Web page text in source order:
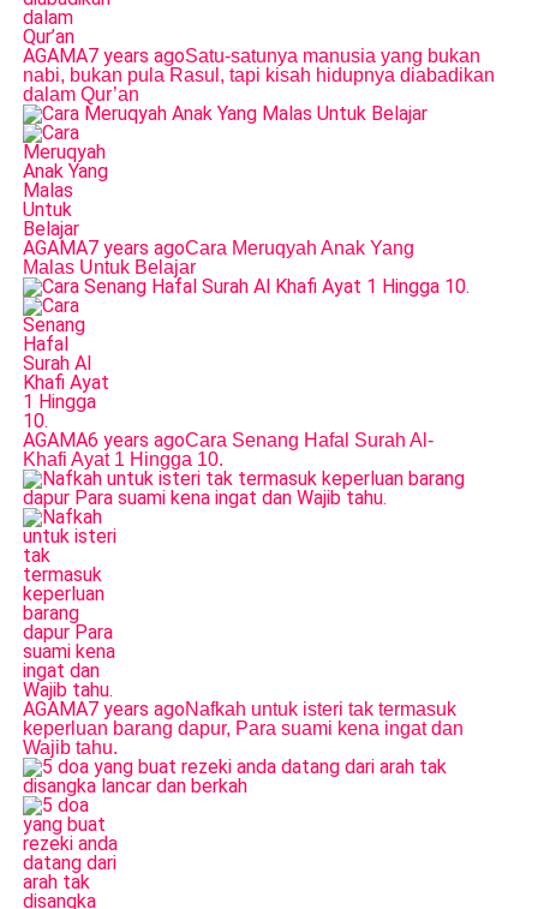
AGAMA7 years agoSatu-satunya manusia yang bukan
nabi, bukan pula Rasul, tapi kisah hidupnya diabadikan
dalam Qur’an
AGAMA7 years agoCara Meruqyah Anak Yang
Malas Untuk Belajar
AGAMA6 years agoCara Senang Hafal Surah Al-
Khafi Ayat 1 Hingga 10.
AGAMA7 years agoNafkah untuk isteri tak termasuk
keperluan barang dapur, Para suami kena ingat dan
Wajib tahu.